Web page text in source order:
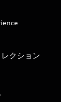
クション